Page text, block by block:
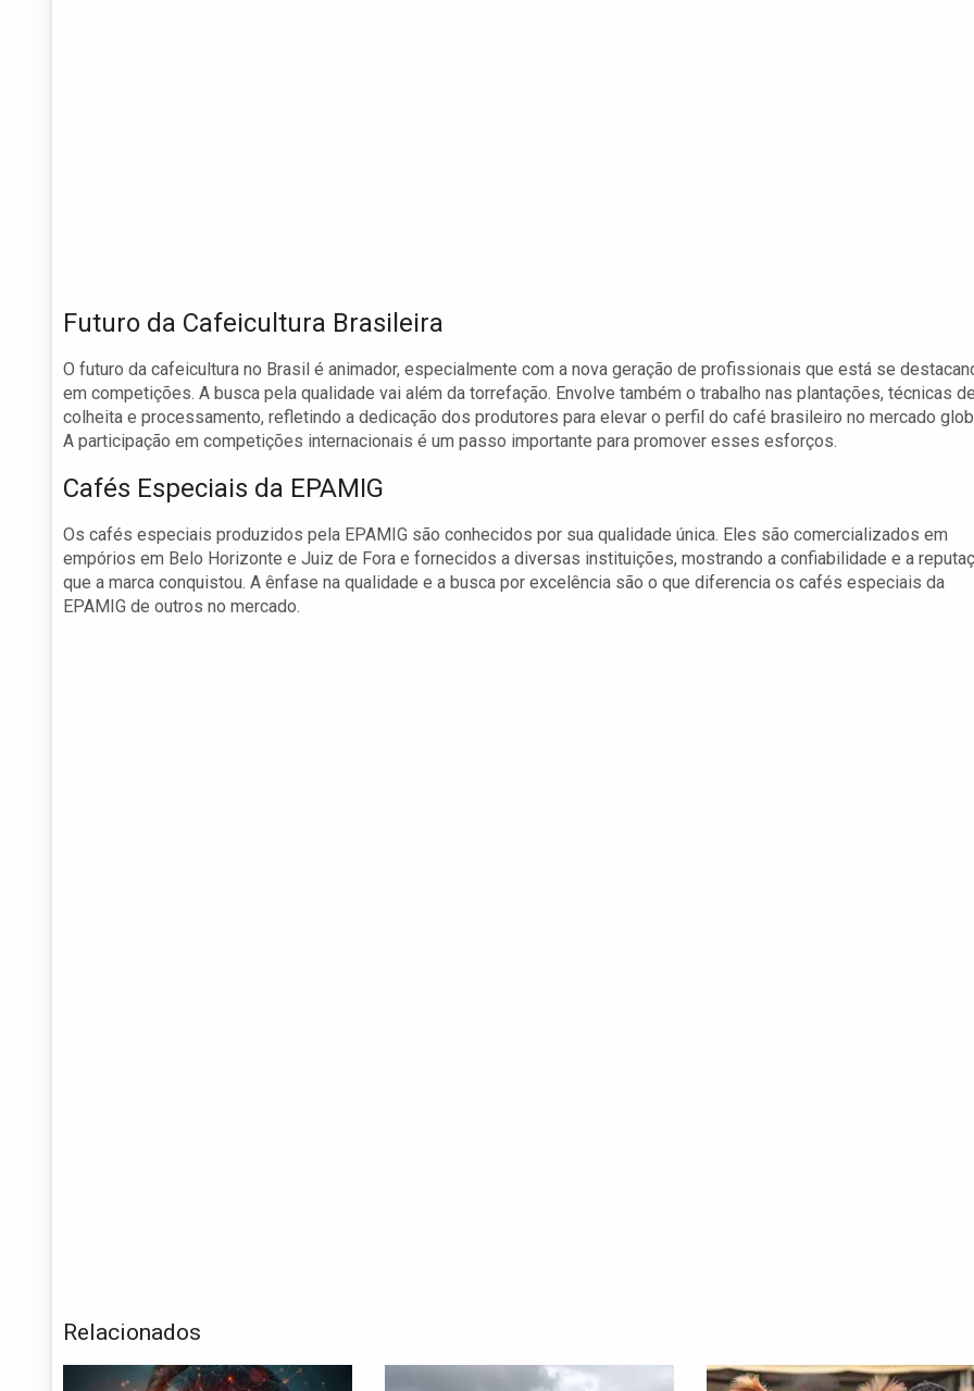
Futuro da Cafeicultura Brasileira
O futuro da cafeicultura no Brasil é animador, especialmente com a nova geração de profissionais que está se
em competições. A busca pela qualidade vai além da torrefação. Envolve também o trabalho nas plantações, técnicas
colheita e processamento, refletindo a dedicação dos produtores para elevar o perfil do café brasileiro no mercado
A participação em competições internacionais é um passo importante para promover esses esforços.
Cafés Especiais da EPAMIG
Os cafés especiais produzidos pela EPAMIG são conhecidos por sua qualidade única. Eles são comercializados em
empórios em Belo Horizonte e Juiz de Fora e fornecidos a diversas instituições, mostrando a confiabilidade e a
que a marca conquistou. A ênfase na qualidade e a busca por excelência são o que diferencia os cafés especiais da
EPAMIG de outros no mercado.
Relacionados